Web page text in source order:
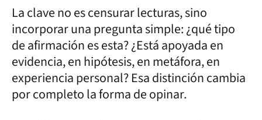
La clave no es censurar lecturas, sino
incorporar una pregunta simple: ¿qué tipo
de afirmación es esta? ¿Está apoyada en
evidencia, en hipótesis, en metáfora, en
experiencia personal? Esa distinción cambia
por completo la forma de opinar.